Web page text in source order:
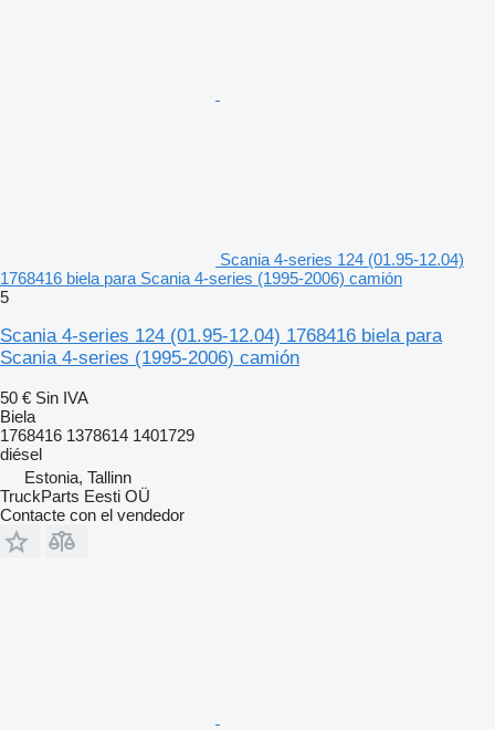
Scania 4-series 124 (01.95-12.04)
1768416 biela para Scania 4-series (1995-2006) camión
5
Scania 4-series 124 (01.95-12.04) 1768416 biela para
Scania 4-series (1995-2006) camión
50 € Sin IVA
Biela
1768416 1378614 1401729
diésel
Estonia, Tallinn
TruckParts Eesti OÜ
Contacte con el vendedor